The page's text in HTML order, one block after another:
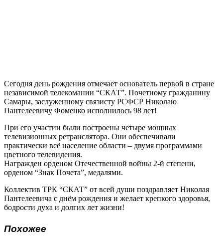
Сегодня день рождения отмечает основатель первой в стране
независимой телекомании “СКАТ”. Почетному гражданину
Самары, заслуженному связисту РСФСР Николаю
Пантелеевичу Фоменко исполнилось 98 лет!
При его участии были построены четыре мощных
телевизионных ретранслятора. Они обеспечивали
практически всё население области – двумя программами
цветного телевидения.
Награжден орденом Отечественной войны 2-й степени,
орденом “Знак Почета”, медалями.
Коллектив ТРК “СКАТ” от всей души поздравляет Николая
Пантелеевича с днём рождения и желает крепкого здоровья,
бодрости духа и долгих лет жизни!
Похожее